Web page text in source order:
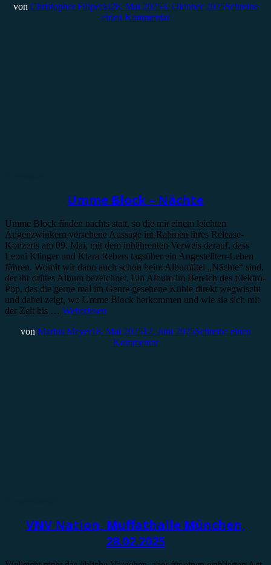
von Christopher Filipecki28. Mai 20253. Oktober 2025Schreibe
einen Kommentar
Umme Block – Nächte
Umme Block finden nachts statt, so die mit einem leichten
Augenzwinkern versehene Aussage im Rahmen ihres Release-
Konzerts am 09. Mai, mit dem inhährenten Verweis darauf, dass
Leoni Klinger und Klara Rebers tagsüber ein Angestellten-Leben
führen. Womit wir dann auch schon beim Albumtitel „Nächte“ sind,
der ihr drittes Album bezeichnet. Ein Album im Bereich des Elektro-
Pop, das die gerne mal im Genre gesehene Kühle direkt wegwischt
und dabei zeigt, wo Umme Block herkommen und wie sie sich mit
der Zeit bis … Weiterlesen
von Marius Meyer18. Mai 202512. Juni 2025Schreibe einen
Kommentar
VNV Nation, Muffathalle München,
28.02.2025